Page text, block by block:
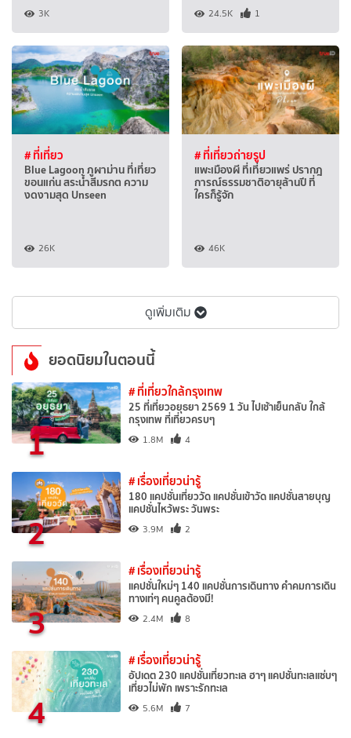
3K 24.5K 1
# ที่เที่ยว
Blue Lagoon ภูผาม่าน ที่เที่ยว
ขอนแก่น สระน้ำสีมรกต ความ
งดงามสุด Unseen
26K
# ที่เที่ยวถ่ายรูป
แพะเมืองผี ที่เที่ยวแพร่ ปรากฎ
การณ์ธรรมชาติอายุล้านปี ที่
ใครก็รู้จัก
46K
ดูเพิ่มเติม
ยอดนิยมในตอนนี้
1
# ที่เที่ยวใกล้กรุงเทพ
25 ที่เที่ยวอยุธยา 2569 1 วัน ไปเช้าเย็นกลับ ใกล้
กรุงเทพ ที่เที่ยวครบๆ
1.8M 4
2
# เรื่องเที่ยวน่ารู้
180 แคปชั่นเที่ยววัด แคปชั่นเข้าวัด แคปชั่นสายบุญ
แคปชั่นไหว้พระ วันพระ
3.9M 2
3
# เรื่องเที่ยวน่ารู้
แคปชั่นใหม่ๆ 140 แคปชั่นการเดินทาง คำคมการเดิน
ทางเท่ๆ คนคูลต้องมี!
2.4M 8
4
# เรื่องเที่ยวน่ารู้
อัปเดต 230 แคปชั่นเที่ยวทะเล ฮาๆ แคปชั่นทะเลแซ่บๆ
เที่ยวไม่พัก เพราะรักทะเล
5.6M 7